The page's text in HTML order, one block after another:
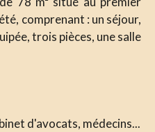
comprenant : un séjour,
trois pièces, une salle
d'avocats, médecins...